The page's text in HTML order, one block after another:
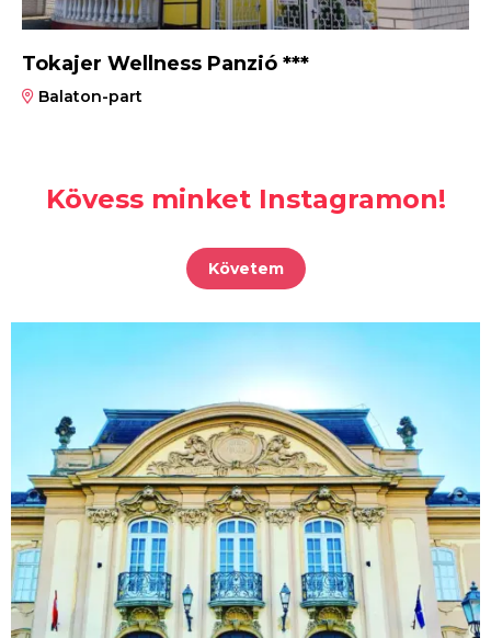
Tokajer Wellness Panzió ***
Balaton-part
Kövess minket Instagramon!
Követem